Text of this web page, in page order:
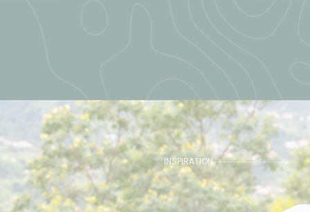
INSPIRATION